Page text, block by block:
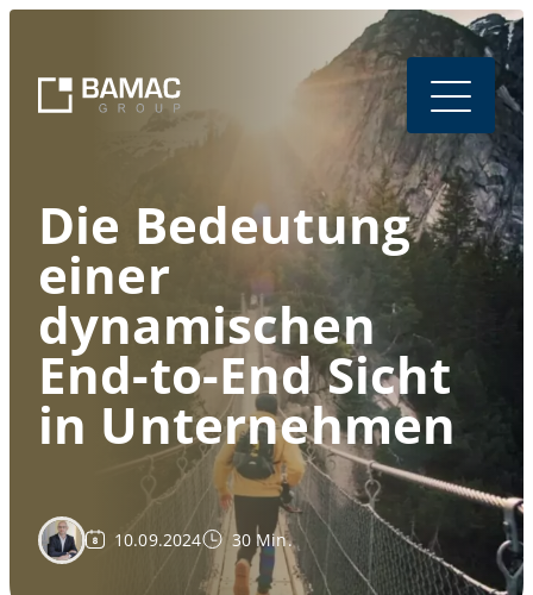
Die Bedeutung
einer
dynamischen
End-to-End Sicht
in Unternehmen
10.09.2024 30 Min.